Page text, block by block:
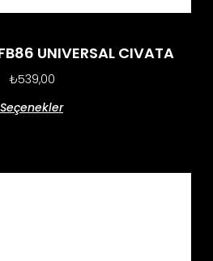
UNIVERSAL CIVATA
₺539,00
Seçenekler